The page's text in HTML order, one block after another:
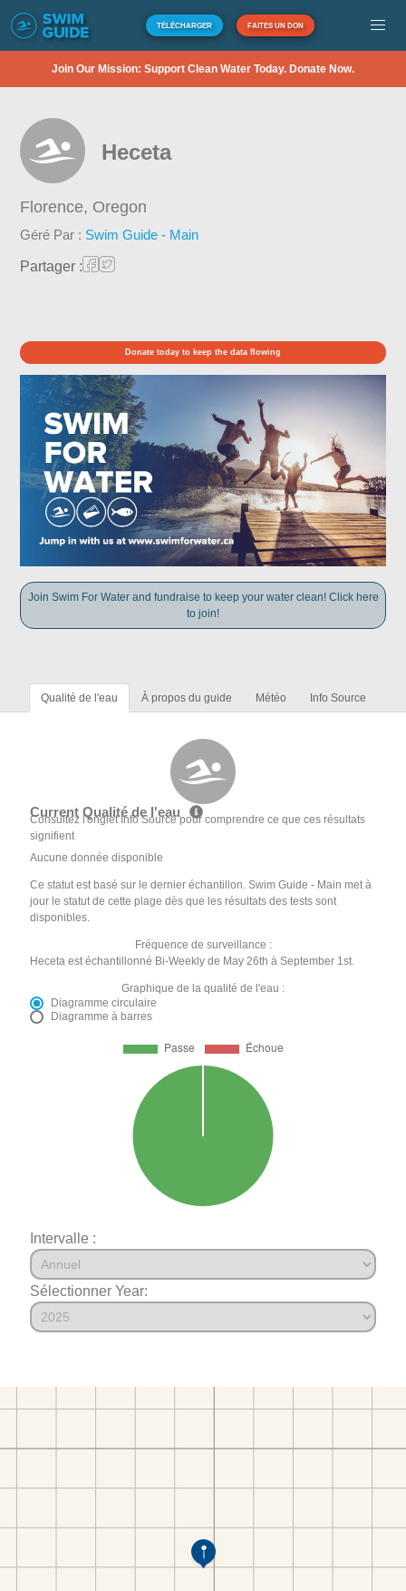
TÉLÉCHARGER FAITES UN DON
Join Our Mission: Support Clean Water Today. Donate Now.
Heceta
Florence, Oregon
Géré Par : Swim Guide - Main
Partager :
Donate today to keep the data flowing
Join Swim For Water and fundraise to keep your water clean! Click here
to join!
Qualité de l'eau À propos du guide Météo Info Source
Current Qualité de l'eau
Consultez l'onglet Info Source pour comprendre ce que ces résultats
signifient
Aucune donnée disponible
Ce statut est basé sur le dernier échantillon. Swim Guide - Main met à
jour le statut de cette plage dès que les résultats des tests sont
disponibles.
Fréquence de surveillance :
Heceta est échantillonné Bi-Weekly de May 26th à September 1st.
Graphique de la qualité de l'eau :
Diagramme circulaire
Diagramme à barres
Intervalle :
Sélectionner Year: